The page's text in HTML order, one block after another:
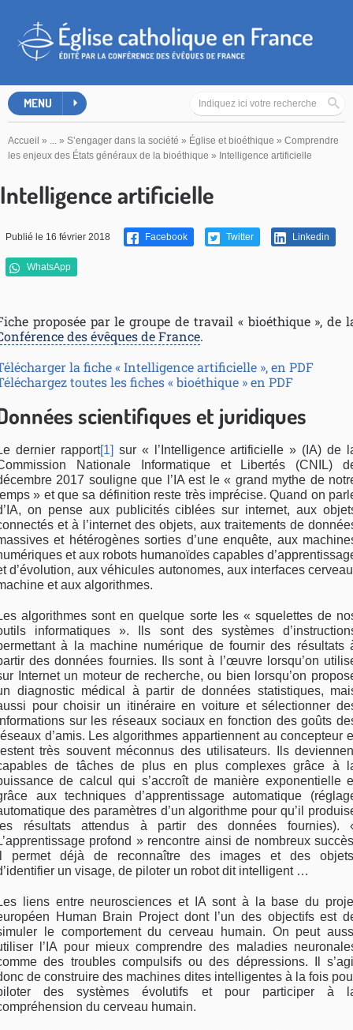
MENU
Accueil » ... » S’engager dans la société » Église et bioéthique » Comprendre
les enjeux des États généraux de la bioéthique » Intelligence artificielle
Intelligence artificielle
Publié le 16 février 2018 Facebook Twitter Linkedin
WhatsApp
proposée par le groupe de travail « bioéthique », de
des évêques de France.
la fiche « Intelligence artificielle », en PDF
toutes les fiches « bioéthique » en PDF
scientifiques et juridiques
dernier rapport[1]
sur « l’Intelligence artificielle » (IA) de
Nationale Informatique et Li­bertés (CNIL)
2017 souligne que l’IA est le « grand mythe de
» et que sa défi­nition reste très imprécise. Quand on
on pense aux publicités ciblées sur internet, aux
et à l’internet des objets, aux traitements de
et hétérogènes sorties d’une enquête, aux
et aux robots humanoïdes capables
d’évolu­tion, aux véhicules autonomes, aux interfaces
et aux algorithmes.
algorithmes sont en quelque sorte les « sque­lettes de
informatiques ». Ils sont des systèmes
à la machine numérique de fournir des résultats
des don­nées fournies. Ils sont à l’œuvre lorsqu’on
Internet un moteur de recherche, ou bien lorsqu’on
diagnostic médical à partir de données statistiques,
pour choisir un itinéraire en voiture et sélectionner
sur les ré­seaux sociaux en fonction des goûts
d’amis. Les algorithmes appartiennent au concep­teur
très souvent méconnus des utilisa­teurs. Ils
de tâches de plus en plus complexes grâce à
de calcul qui s’accroît de manière exponentielle
aux tech­niques d’apprentissage automatique
des paramètres d’un algorithme pour qu’il
résultats attendus à partir des données fournies).
profond » rencontre ain­si de nombreux
permet déjà de reconnaître des images et des
un visage, de pi­loter un robot dit intelligent …
liens entre neurosciences et IA sont à la base du
Human Brain Project dont l’un des objectifs est
le comportement du cer­veau humain. On peut
l’IA pour mieux comprendre des maladies
des troubles compulsifs ou des dépressions. Il
de construire des machines dites intelligentes à la fois
des systèmes évolutifs et pour participer à
du cerveau humain.